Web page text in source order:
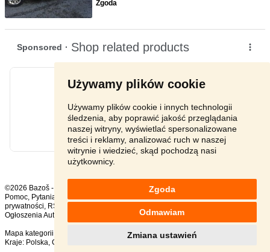
Używamy plików cookie
Używamy plików cookie i innych technologii
śledzenia, aby poprawić jakość przeglądania
naszej witryny, wyświetlać spersonalizowane
treści i reklamy, analizować ruch w naszej
witrynie i wiedzieć, skąd pochodzą nasi
użytkownicy.
Zgoda
Odmawiam
Zmiana ustawień
Zgoda
©2026 Bazoš -
Pomoc, Pytania Komentarze
prywatności, RSS
Ogłoszenia Auto ogółem:
, w ciągu 24 godzin:27
Mapa kategorii
Popularne wyszukiwania
Kraje: Polska, Czechy